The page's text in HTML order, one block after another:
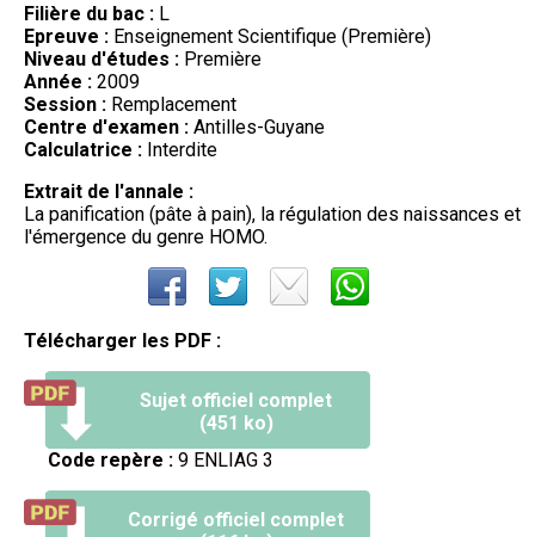
Filière du bac : L
Epreuve : Enseignement Scientifique (Première)
Niveau d'études : Première
Année : 2009
Session : Remplacement
Centre d'examen : Antilles-Guyane
Calculatrice : Interdite
Extrait de l'annale :
La panification (pâte à pain), la régulation des naissances et
l'émergence du genre HOMO.
Télécharger les PDF :
Sujet officiel complet
(451 ko)
Code repère : 9 ENLIAG 3
Corrigé officiel complet